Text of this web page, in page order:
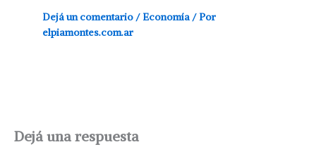
Dejá un comentario / Economía / Por
elpiamontes.com.ar
Dejá una respuesta